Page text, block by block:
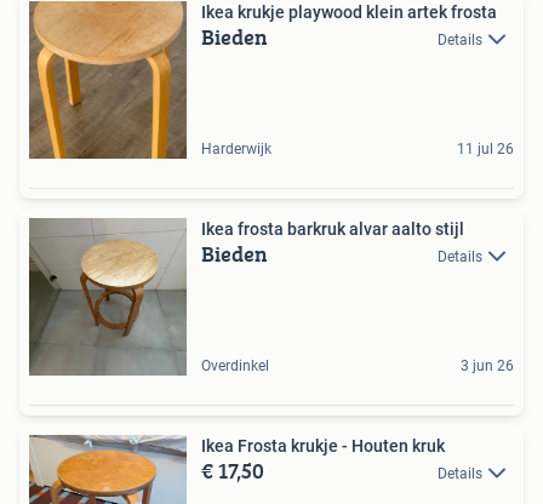
Ikea krukje playwood klein artek frosta
Bieden Details
Harderwijk 11 jul 26
Ikea frosta barkruk alvar aalto stijl
Bieden Details
Overdinkel 3 jun 26
Ikea Frosta krukje - Houten kruk
€ 17,50 Details